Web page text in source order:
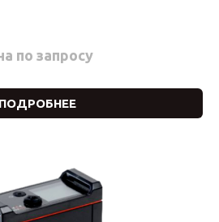
по запросу
ПОДРОБНЕЕ